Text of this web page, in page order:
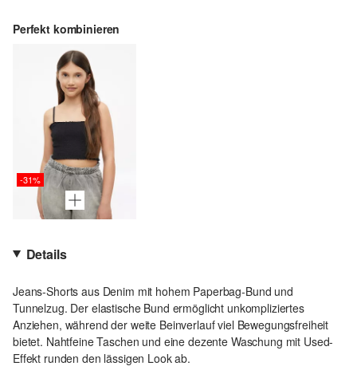
Perfekt kombinieren
-31%
Details
Jeans-Shorts aus Denim mit hohem Paperbag-Bund und
Tunnelzug. Der elastische Bund ermöglicht unkompliziertes
Anziehen, während der weite Beinverlauf viel Bewegungsfreiheit
bietet. Nahtfeine Taschen und eine dezente Waschung mit Used-
Effekt runden den lässigen Look ab.